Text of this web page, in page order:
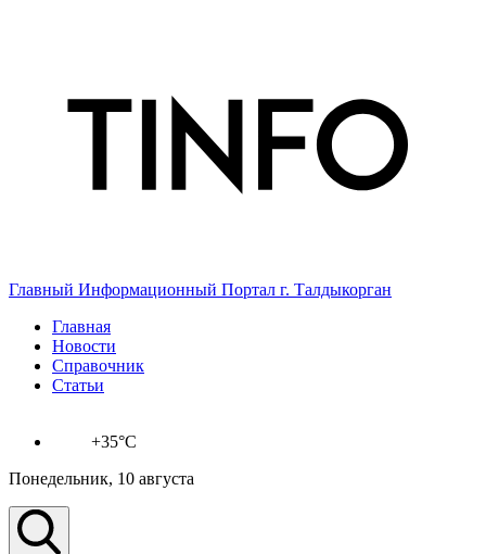
Главный Информационный Портал г. Талдыкорган
Главная
Новости
Справочник
Статьи
+35°C
Понедельник, 10 августа